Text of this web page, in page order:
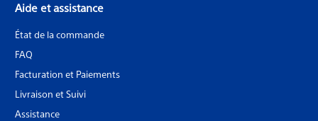
Aide et assistance
État de la commande
FAQ
Facturation et Paiements
Livraison et Suivi
Assistance